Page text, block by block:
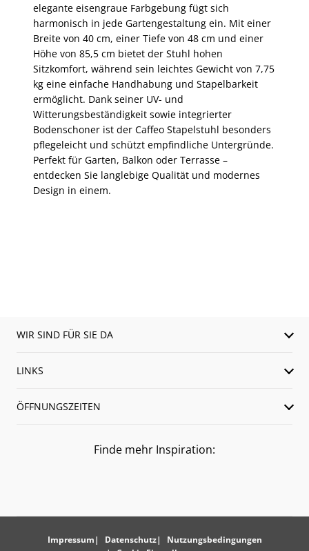
elegante eisengraue Farbgebung fügt sich
harmonisch in jede Gartengestaltung ein. Mit einer
Breite von 40 cm, einer Tiefe von 48 cm und einer
Höhe von 85,5 cm bietet der Stuhl hohen
Sitzkomfort, während sein leichtes Gewicht von 7,75
kg eine einfache Handhabung und Stapelbarkeit
ermöglicht. Dank seiner UV- und
Witterungsbeständigkeit sowie integrierter
Bodenschoner ist der Caffeo Stapelstuhl besonders
pflegeleicht und schützt empfindliche Untergründe.
Perfekt für Garten, Balkon oder Terrasse –
entdecken Sie langlebige Qualität und modernes
Design in einem.
WIR SIND FÜR SIE DA
LINKS
ÖFFNUNGSZEITEN
Finde mehr Inspiration:
Impressum Datenschutz
Nutzungsbedingungen